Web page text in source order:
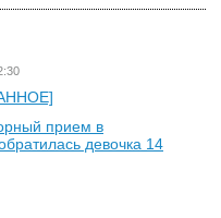
прием в
девочка 14